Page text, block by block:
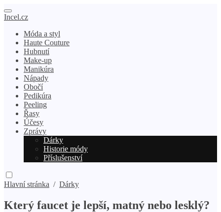
Incel.cz
Móda a styl
Haute Couture
Hubnutí
Make-up
Manikúra
Nápady
Obočí
Pedikúra
Peeling
Řasy
Účesy
Zprávy
Dárky
Historie módy
Příslušenství
Hlavní stránka / Dárky
Který faucet je lepší, matný nebo lesklý?